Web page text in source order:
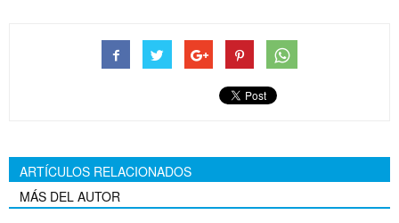
ARTÍCULOS RELACIONADOS
MÁS DEL AUTOR